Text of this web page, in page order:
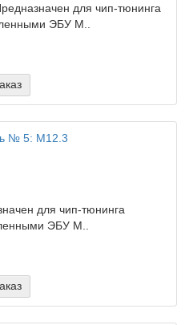
для чип-тюнинга
ЭБУ М..
для чип-тюнинга
ЭБУ М..